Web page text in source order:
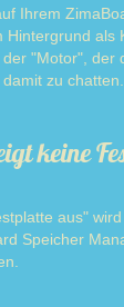
Ihrem
Hintergrund als
"Motor", der
zu chatten...
keine
aus"
Speicher